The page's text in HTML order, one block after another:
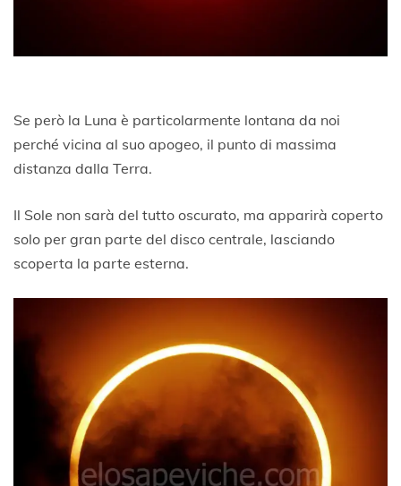
Se però la Luna è particolarmente lontana da noi
perché vicina al suo apogeo, il punto di massima
distanza dalla Terra.
Il Sole non sarà del tutto oscurato, ma apparirà coperto
solo per gran parte del disco centrale, lasciando
scoperta la parte esterna.